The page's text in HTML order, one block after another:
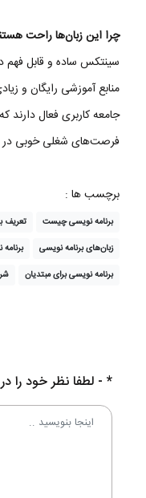
چرا این زبان‌ها راحت
سینتکس ساده و قابل فهم
منابع آموزشی رایگان و
جامعه کاربری فعال
فرصت‌های شغلی خوبی در
برچسب ها :
برنامه نویسی چیست تعریف
زبان‌های برنامه‌ نویسی
برنامه‌ نویسی برای مبتدیان
* - لطفا نظر خود را